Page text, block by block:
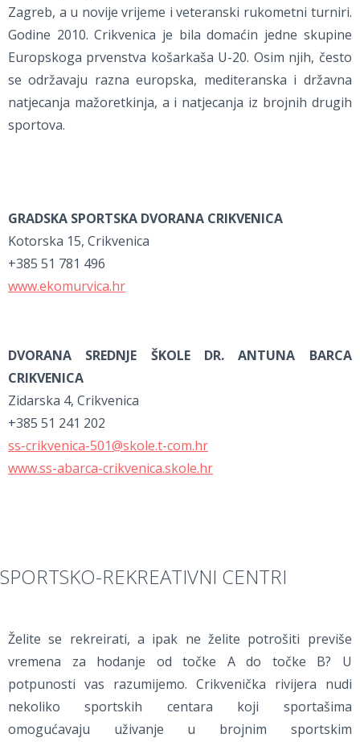
Zagreb, a u novije vrijeme i veteranski rukometni turniri.
Godine 2010. Crikvenica je bila domaćin jedne skupine
Europskoga prvenstva košarkaša U-20. Osim njih, često
se održavaju razna europska, mediteranska i državna
natjecanja mažoretkinja, a i natjecanja iz brojnih drugih
sportova.
GRADSKA SPORTSKA DVORANA CRIKVENICA
Kotorska 15, Crikvenica
+385 51 781 496
www.ekomurvica.hr
DVORANA SREDNJE ŠKOLE DR. ANTUNA BARCA
CRIKVENICA
Zidarska 4, Crikvenica
+385 51 241 202
ss-crikvenica-501@skole.t-com.hr
www.ss-abarca-crikvenica.skole.hr
SPORTSKO-REKREATIVNI CENTRI
Želite se rekreirati, a ipak ne želite potrošiti previše
vremena za hodanje od točke A do točke B? U
potpunosti vas razumijemo. Crikvenička rivijera nudi
nekoliko sportskih centara koji sportašima
omogućavaju uživanje u brojnim sportskim